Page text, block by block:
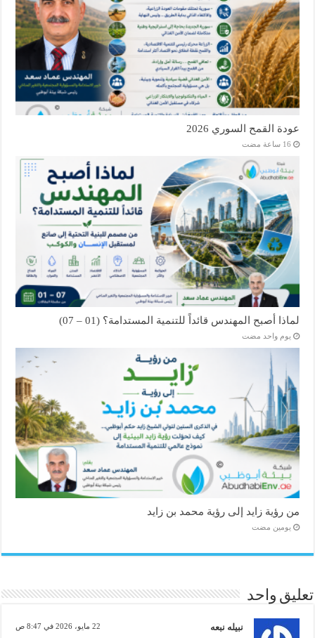
عودة القمح السوري 2026
لماذا أصبح المهندس قائداً للتنمية المستدامة؟ (01 – 07)
‏يوم واحد مضت
من رؤية زايد إلى رؤية محمد بن زايد
‏يومين مضت
تعليق واحد
نبيله نبعه 22 مايو، 2026 في 8:47 ص